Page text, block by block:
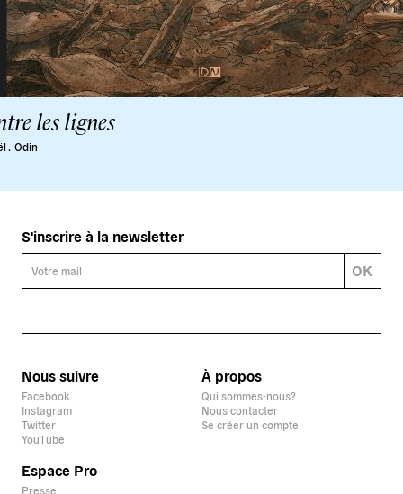
les lignes
. Odin
Nous suivre
Facebook
Instagram
Twitter
YouTube
À propos
Qui sommes-nous?
Nous contacter
Se créer un compte
Espace Pro
Presse
S'inscrire à la newsletter
OK